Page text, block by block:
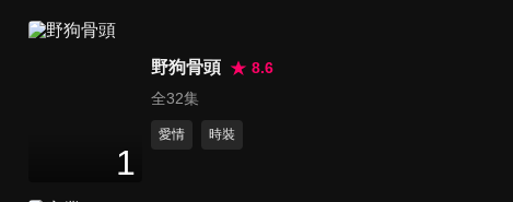
46
1
野狗骨頭
8.6
全32集
愛情 時裝